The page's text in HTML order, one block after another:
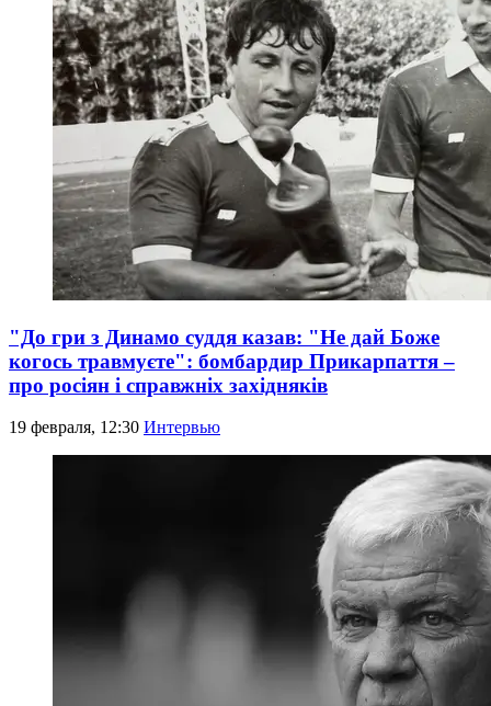
"До гри з Динамо суддя казав: "Не дай Боже
когось травмуєте": бомбардир Прикарпаття –
про росіян і справжніх західняків
19 февраля, 12:30 Интервью